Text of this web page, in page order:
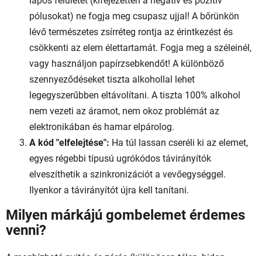
pólusokat) ne fogja meg csupasz ujjal! A bőrünkön
lévő természetes zsírréteg rontja az érintkezést és
csökkenti az elem élettartamát. Fogja meg a széleinél,
vagy használjon papírzsebkendőt! A különböző
szennyeződéseket tiszta alkohollal lehet
legegyszerűbben eltávolítani. A tiszta 100% alkohol
nem vezeti az áramot, nem okoz problémát az
elektronikában és hamar elpárolog.
A kód "elfelejtése": Ha túl lassan cseréli ki az elemet,
egyes régebbi típusú ugrókódos távirányítók
elveszíthetik a szinkronizációt a vevőegységgel.
Ilyenkor a távirányítót újra kell tanítani.
Milyen márkájú gombelemet érdemes
venni?